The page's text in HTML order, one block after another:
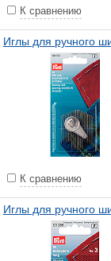
К сравнению
Иглы для ручного
К сравнению
Иглы для ручного